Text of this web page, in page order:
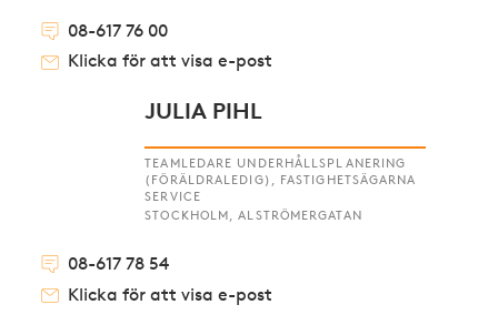
08-617 76 00
Klicka för att visa e-post
JULIA PIHL
TEAMLEDARE UNDERHÅLLSPLANERING
(FÖRÄLDRALEDIG), FASTIGHETSÄGARNA
SERVICE
STOCKHOLM, ALSTRÖMERGATAN
08-617 78 54
Klicka för att visa e-post